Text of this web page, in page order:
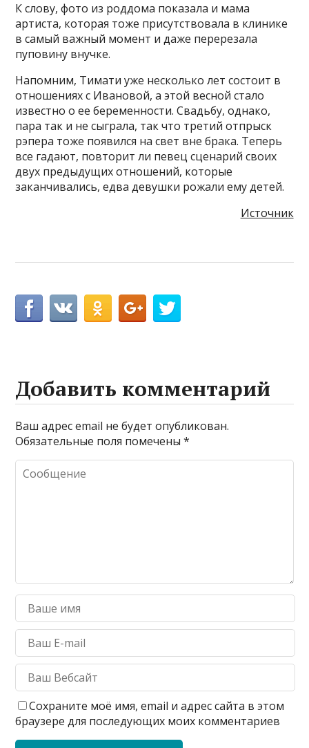
К слову, фото из роддома показала и мама
артиста, которая тоже присутствовала в клинике
в самый важный момент и даже перерезала
пуповину внучке.
Напомним, Тимати уже несколько лет состоит в
отношениях с Ивановой, а этой весной стало
известно о ее беременности. Свадьбу, однако,
пара так и не сыграла, так что третий отпрыск
рэпера тоже появился на свет вне брака. Теперь
все гадают, повторит ли певец сценарий своих
двух предыдущих отношений, которые
заканчивались, едва девушки рожали ему детей.
Источник
Добавить комментарий
Ваш адрес email не будет опубликован.
Обязательные поля помечены*
Сохраните моё имя, email и адрес сайта в этом
браузере для последующих моих комментариев